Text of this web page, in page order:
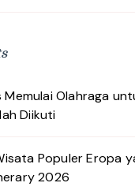
Memulai Olahraga
Diikuti
Populer Eropa
2026